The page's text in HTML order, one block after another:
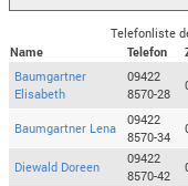
Telefonliste
Name
Telefon
Baumgartner
Elisabeth
09422
8570-28
Baumgartner Lena
09422
8570-34
Diewald Doreen
09422
8570-42